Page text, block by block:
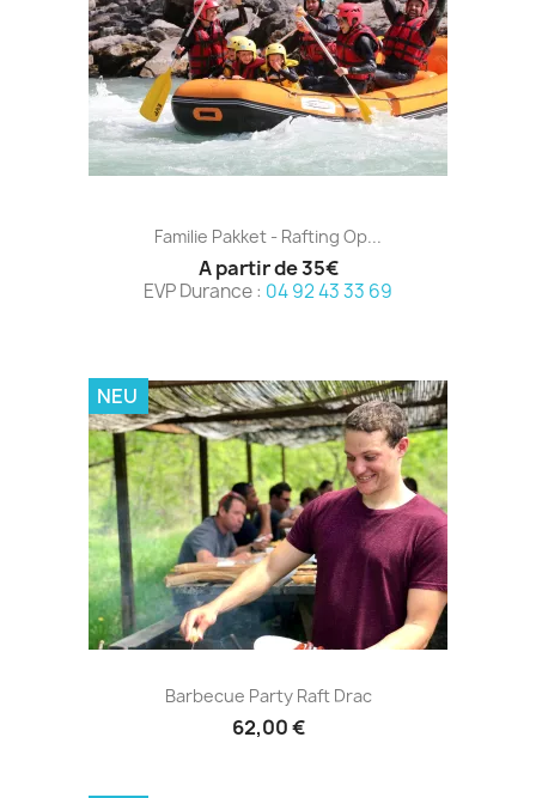
Familie Pakket - Rafting Op...
A partir de 35€
EVP Durance : 04 92 43 33 69
Barbecue Party Raft Drac
62,00 €
NEU